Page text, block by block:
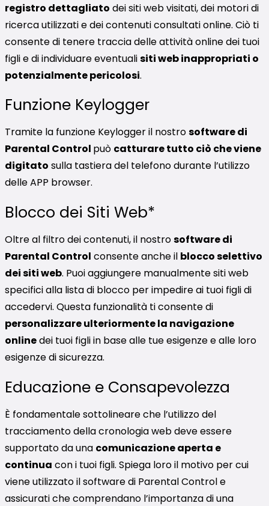
registro dettagliato dei siti web visitati, dei motori di
ricerca utilizzati e dei contenuti consultati online. Ciò ti
consente di tenere traccia delle attività online dei tuoi
figli e di individuare eventualisiti web inappropriati o
potenzialmente pericolosi.
Funzione Keylogger
Tramite la funzione Keylogger il nostrosoftware di
Parental Control può catturare tutto ciò che viene
digitato sulla tastiera del telefono durante l’utilizzo
delle APP browser.
Blocco dei Siti Web*
Oltre al filtro dei contenuti, il nostrosoftware di
Parental Control consente anche il blocco selettivo
dei siti web. Puoi aggiungere manualmente siti web
specifici alla lista di blocco per impedire ai tuoi figli di
accedervi. Questa funzionalità ti consente di
personalizzare ulteriormente la navigazione
onlinedei tuoi figli in base alle tue esigenze e alle loro
esigenze di sicurezza.
Educazione e Consapevolezza
È fondamentale sottolineare che l’utilizzo del
tracciamento della cronologia web deve essere
supportato da una comunicazione aperta e
continua con i tuoi figli. Spiega loro il motivo per cui
viene utilizzato il software di Parental Control e
assicurati che comprendano l’importanza di una